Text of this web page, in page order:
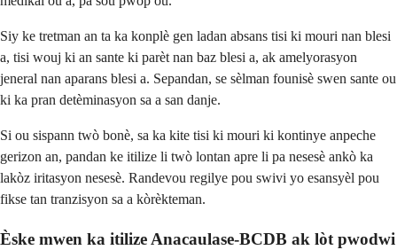
Siy ke tretman an ta ka konplè gen ladan absans tisi ki mouri nan blesi
a, tisi wouj ki an sante ki parèt nan baz blesi a, ak amelyorasyon
jeneral nan aparans blesi a. Sepandan, se sèlman founisè swen sante ou
ki ka pran detèminasyon sa a san danje.
Si ou sispann twò bonè, sa ka kite tisi ki mouri ki kontinye anpeche
gerizon an, pandan ke itilize li twò lontan apre li pa nesesè ankò ka
lakòz iritasyon nesesè. Randevou regilye pou swivi yo esansyèl pou
fikse tan tranzisyon sa a kòrèkteman.
Èske mwen ka itilize Anacaulase-BCDB ak lòt pwodwi